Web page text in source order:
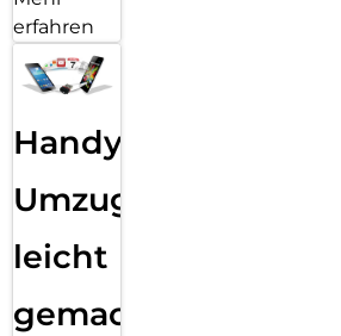
erfahren
Handy
Umzug
leicht
gemacht!